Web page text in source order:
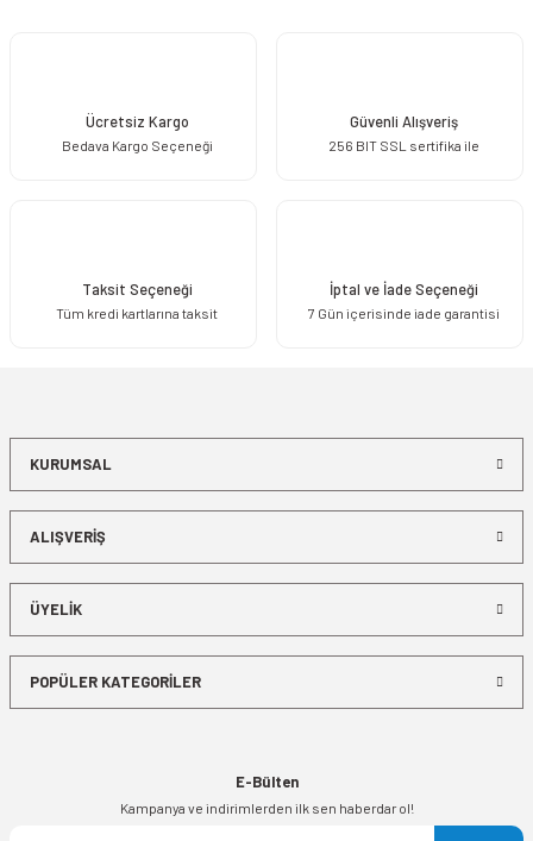
Ücretsiz Kargo
Bedava Kargo Seçeneği
Güvenli Alışveriş
256 BIT SSL sertifika ile
Taksit Seçeneği
Tüm kredi kartlarına taksit
İptal ve İade Seçeneği
7 Gün içerisinde iade garantisi
KURUMSAL
ALIŞVERİŞ
ÜYELİK
POPÜLER KATEGORİLER
E-Bülten
Kampanya ve indirimlerden ilk sen haberdar ol!